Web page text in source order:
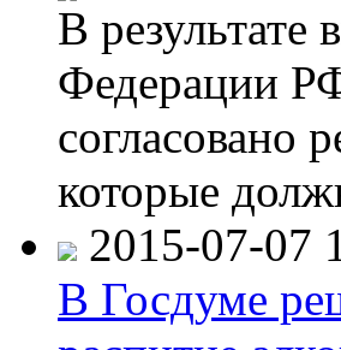
В результате
Федерации
согласовано
которые
2015-07-07
В Госдуме